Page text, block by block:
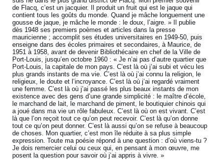
de Flacq, c’est un jacquier. Il produit un fruit qui est le jaque qui
contient tous les goûts du monde. Quand je mâche longuement une
gousse de jaque, je mâche le monde : le doux, l’aigre. » Il publie
dès 1948 ses premiers poèmes et articles dans la presse
mauricienne ; accomplit ses études universitaires en 1949-50, puis
enseigne dans des écoles primaires et secondaires, à Maurice, de
1951 à 1958, avant de devenir Bibliothécaire en chef de la Ville de
Port-Louis, jusqu’en octobre 1960 : « Je n’ai pas d’autre quartier que
Port-Louis, la capitale de mon pays. C’est là où j’ai subi et vécu les
plus grands instants de ma vie. C’est là où j’ai connu la religion, le
religieux, le doute et l’incroyance. C’est là où j’ai regardé vraiment
une femme. C’est là où j’ai passé les plus beaux instants de mon
existence avec des gens d’une grande simplicité : le maître d’école,
le marchand de lait, le marchand de piment, le boutiquier chinois qui
a joué dans ma vie un rôle fabuleux. C’est là où on est vivant. C’est
là que l’on reçoit tout ce qu’on peut recevoir. C’est là qu’on donne
tout ce qu’on peut donner. C’est là aussi qu’on se refuse à beaucoup
de choses. Mon quartier, c’est mon île réduite à sa plus simple
expression. Toute ma poésie répond à une question : d’où viens-tu ?
Je dois remercier celui ou ceux qui, en pensant à mon œuvre, me
posent la question pour savoir où j’ai appris à vivre. »